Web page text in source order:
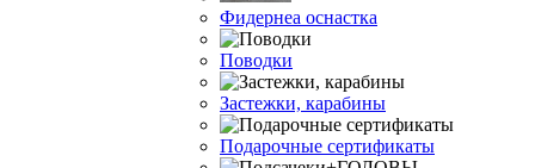
Фидернеа оснастка
Поводки
Застежки, карабины
Подарочные сертификаты